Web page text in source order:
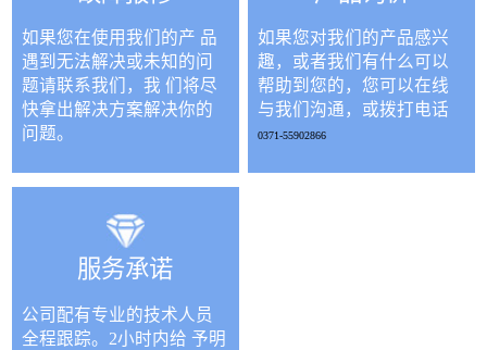
如果您在使用我们的产 品
遇到无法解决或未知的问
题请联系我们，我 们将尽
快拿出解决方案解决你的
问题。
如果您对我们的产品感兴
趣，或者我们有什么可以
帮助到您的，您可以在线
与我们沟通，或拨打电话
0371-55902866
服务承诺
公司配有专业的技术人员
全程跟踪。2小时内给 予明